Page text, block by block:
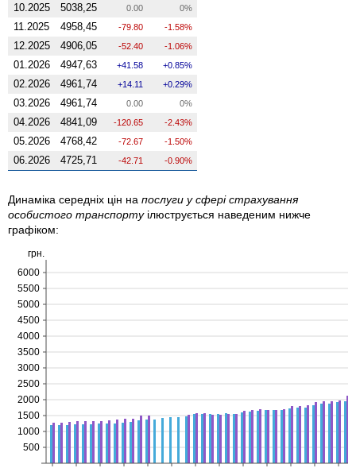
10.2025 5038,25 0.00 0%
11.2025 4958,45 -79.80 -1.58%
12.2025 4906,05 -52.40 -1.06%
01.2026 4947,63 41.58 0.85%
02.2026 4961,74 14.11 0.29%
03.2026 4961,74 0.00 0%
04.2026 4841,09 -120.65 -2.43%
05.2026 4768,42 -72.67 -1.50%
06.2026 4725,71 -42.71 -0.90%
Динаміка середніх цін на послуги у сфері страхування
особистого транспортуілюструється наведеним нижче
графіком:
500
1000
1500
2000
2500
3000
3500
4000
4500
5000
5500
6000
грн.